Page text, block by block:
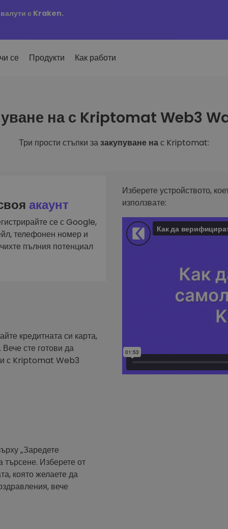
с Kraken.
добавени
добавени токени в
купил за 100 €…
се Продукти
на
за
KriptoEarn
криптовалута
Повтаряща се печалба
Как работи
на с Kriptomat Web3
Три прости стъпки зазакупуване нас Kriptomat:
акаунт
се с Google,
телефонен номер и
пълния потенциал
кредитната си карта,
сте готови да
с Kriptomat Web3
„Заредете
търсене. Изберете от
която желаете да
вече
Изберете устройството,
използвате: